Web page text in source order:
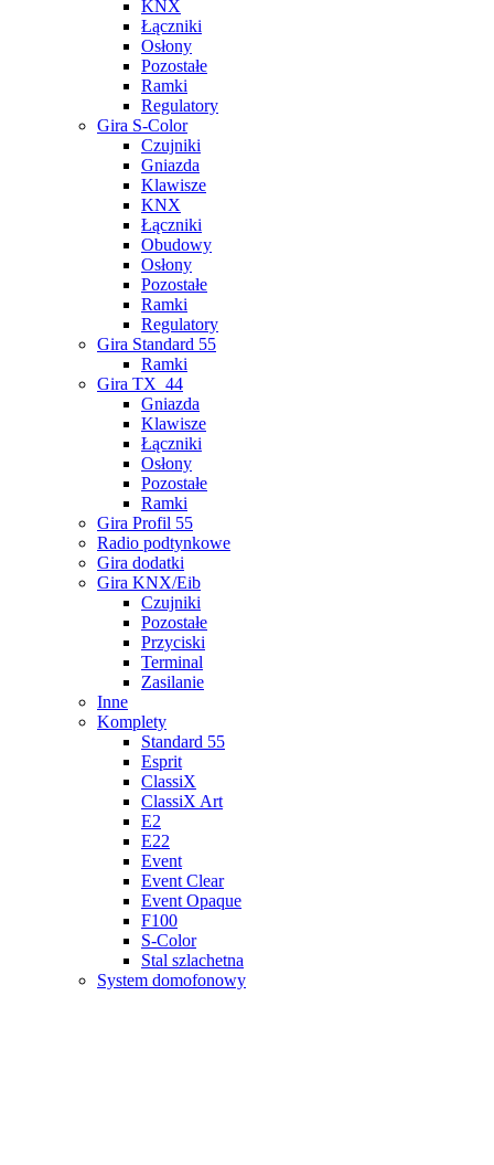
KNX
Łączniki
Osłony
Pozostałe
Ramki
Regulatory
Gira S-Color
Czujniki
Gniazda
Klawisze
KNX
Łączniki
Obudowy
Osłony
Pozostałe
Ramki
Regulatory
Gira Standard 55
Ramki
Gira TX_44
Gniazda
Klawisze
Łączniki
Osłony
Pozostałe
Ramki
Gira Profil 55
Radio podtynkowe
Gira dodatki
Gira KNX/Eib
Czujniki
Pozostałe
Przyciski
Terminal
Zasilanie
Inne
Komplety
Standard 55
Esprit
ClassiX
ClassiX Art
E2
E22
Event
Event Clear
Event Opaque
F100
S-Color
Stal szlachetna
System domofonowy